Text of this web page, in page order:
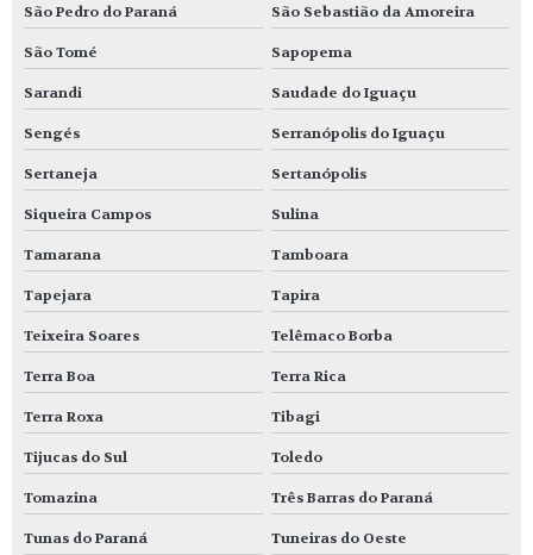
São Pedro do Paraná São Sebastião da Amoreira
São Tomé Sapopema
Sarandi Saudade do Iguaçu
Sengés Serranópolis do Iguaçu
Sertaneja Sertanópolis
Siqueira Campos Sulina
Tamarana Tamboara
Tapejara Tapira
Teixeira Soares Telêmaco Borba
Terra Boa Terra Rica
Terra Roxa Tibagi
Tijucas do Sul Toledo
Tomazina Três Barras do Paraná
Tunas do Paraná Tuneiras do Oeste